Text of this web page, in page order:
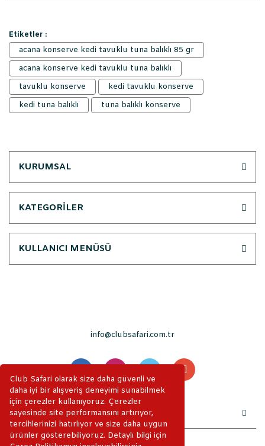
Club Safari olarak size daha güvenli ve
daha iyi bir alışveriş deneyimi sunabilmek
için çerezler kullanıyoruz. Çerezler
sayesinde site performansını artırıyor,
tercihlerinizi hatırlıyor ve size daha uygun
ürünler gösterebiliyoruz. Detaylı bilgi için
Etiketler :
acana konserve kedi tavuklu tuna balıklı 85 gr
acana konserve kedi tavuklu tuna balıklı
tavuklu konserve
kedi tavuklu konserve
kedi tuna balıklı
tuna balıklı konserve
KURUMSAL
KATEGORİLER
KULLANICI MENÜSÜ
info@clubsafari.com.tr